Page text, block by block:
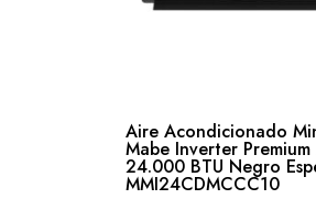
Aire Acondicionado
Mabe Inverter
24.000 BTU Negro
MMI24CDMCCC10